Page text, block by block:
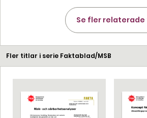
Se fler relaterade
Fler titlar i serie Faktablad/MSB